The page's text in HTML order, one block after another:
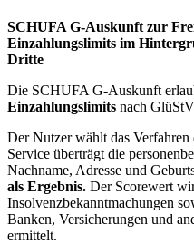
SCHUFA G-Auskunft zur
Einzahlungslimits im
Dritte
Die SCHUFA G-Auskunft
Einzahlungslimits nach GlüStV
Der Nutzer wählt das
Service überträgt die
Nachname, Adresse und
als Ergebnis. Der Scorewert
Insolvenzbekanntmachungen
Banken, Versicherungen und
ermittelt.